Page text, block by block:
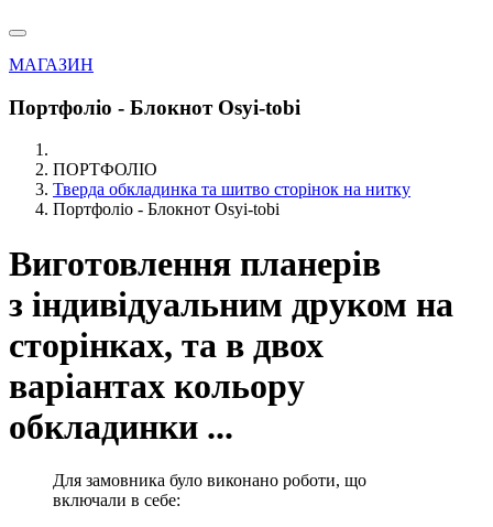
МАГАЗИН
Портфоліо - Блокнот Оsyi-tobi
ПОРТФОЛІО
Тверда обкладинка та шитво сторінок на нитку
Портфоліо - Блокнот Оsyi-tobi
Виготовлення планерів
з індивідуальним друком на
сторінках, та в двох
варіантах кольору
обкладинки ...
Для замовника було виконано роботи, що
включали в себе: